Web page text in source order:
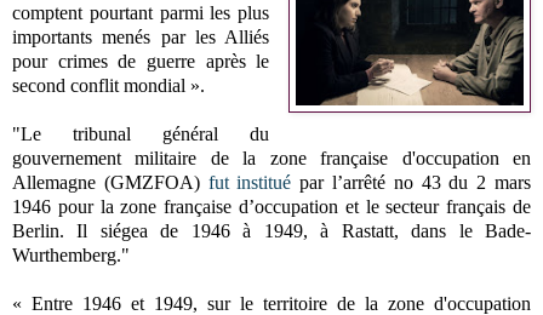
comptent pourtant parmi les plus
importants menés par les Alliés
pour crimes de guerre après le
second conflit mondial ».
"Le tribunal général du
gouvernement militaire de la zone française d'occupation en
Allemagne (GMZFOA) fut institué par l’arrêté no 43 du 2 mars
1946 pour la zone française d’occupation et le secteur français de
Berlin. Il siégea de 1946 à 1949, à Rastatt, dans le Bade-
Wurthemberg."
« Entre 1946 et 1949, sur le territoire de la zone d'occupation